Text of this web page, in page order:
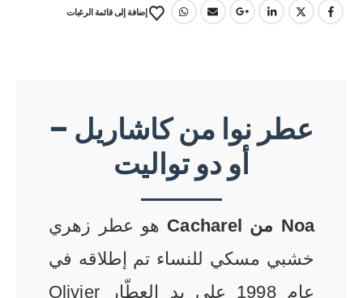
إضافة إلى قائمة الرغبات
عطر نوا من كاشاريل –
أو دو تواليت
Noa من Cacharel
هو عطر زهري
خشبي مسكي للنساء تم إطلاقه في
عام 1998 على يد العطّار Olivier